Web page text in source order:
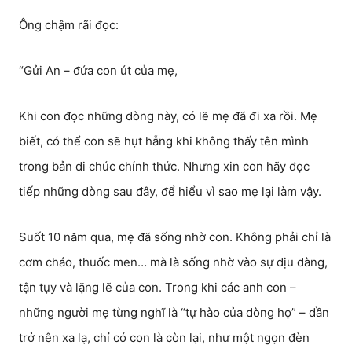
Ông chậm rãi đọc:
“Gửi An – đứa con út của mẹ,
Khi con đọc những dòng này, có lẽ mẹ đã đi xa rồi. Mẹ
biết, có thể con sẽ hụt hẫng khi không thấy tên mình
trong bản di chúc chính thức. Nhưng xin con hãy đọc
tiếp những dòng sau đây, để hiểu vì sao mẹ lại làm vậy.
Suốt 10 năm qua, mẹ đã sống nhờ con. Không phải chỉ là
cơm cháo, thuốc men… mà là sống nhờ vào sự dịu dàng,
tận tụy và lặng lẽ của con. Trong khi các anh con –
những người mẹ từng nghĩ là “tự hào của dòng họ” – dần
trở nên xa lạ, chỉ có con là còn lại, như một ngọn đèn